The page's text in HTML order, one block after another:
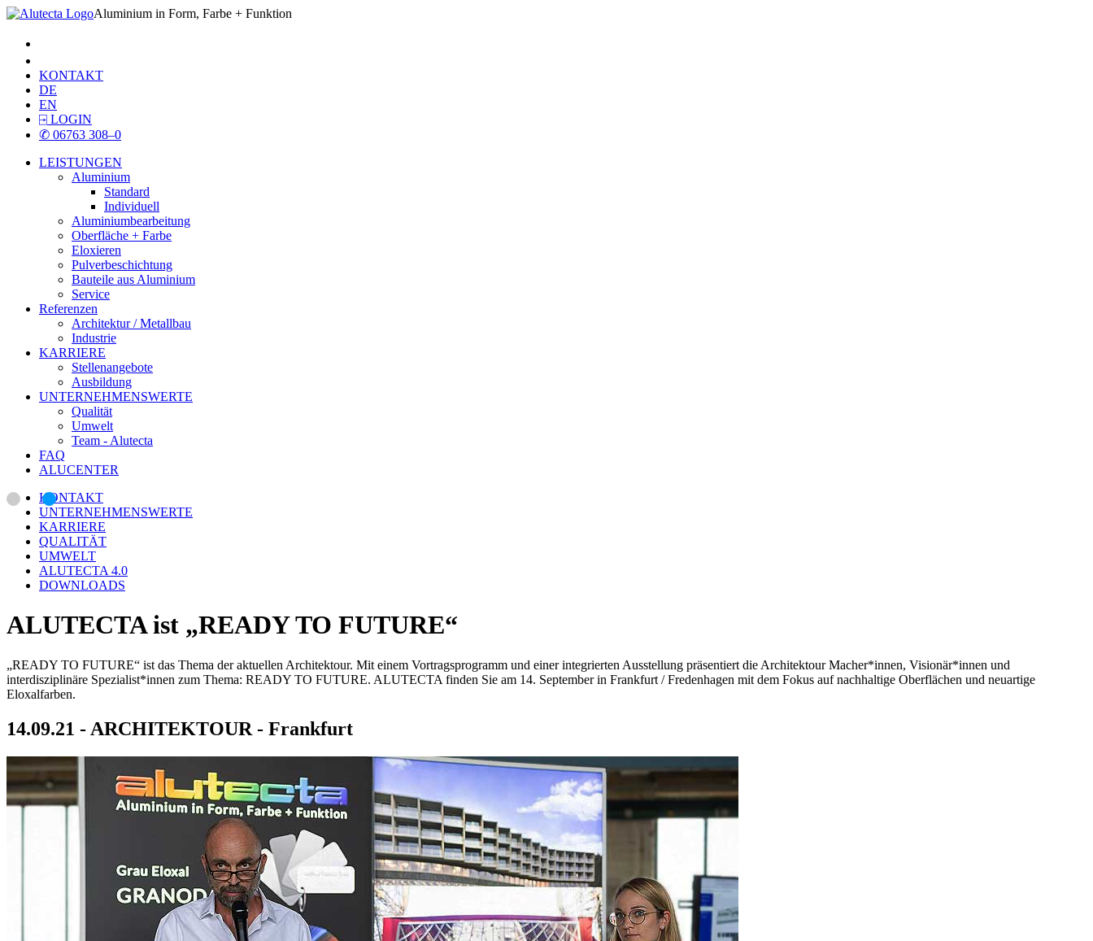
Aluminium in Form, Farbe + Funktion
KONTAKT
DE
EN
⍈ LOGIN
✆ 06763 308–0
LEISTUNGEN
Aluminium
Standard
Individuell
Aluminiumbearbeitung
Oberfläche + Farbe
Eloxieren
Pulverbeschichtung
Bauteile aus Aluminium
Service
Referenzen
Architektur / Metallbau
Industrie
KARRIERE
Stellenangebote
Ausbildung
UNTERNEHMENSWERTE
Qualität
Umwelt
Team - Alutecta
FAQ
ALUCENTER
KONTAKT
UNTERNEHMENSWERTE
KARRIERE
QUALITÄT
UMWELT
ALUTECTA 4.0
DOWNLOADS
ALUTECTA ist „READY TO FUTURE“
„READY TO FUTURE“ ist das Thema der aktuellen Architektour. Mit einem Vortragsprogramm und einer integrierten Ausstellung präsentiert die Architektour Macher*innen, Visionär*innen und
interdisziplinäre Spezialist*innen zum Thema: READY TO FUTURE. ALUTECTA finden Sie am 14. September in Frankfurt / Fredenhagen mit dem Fokus auf nachhaltige Oberflächen und neuartige
Eloxalfarben.
14.09.21 - ARCHITEKTOUR - Frankfurt